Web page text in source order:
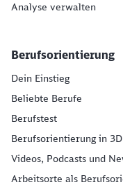
Analyse verwalten
Berufsorientierung
Dein Einstieg
Beliebte Berufe
Berufstest
Berufsorientierung in 3D
Videos, Podcasts und
Arbeitsorte als